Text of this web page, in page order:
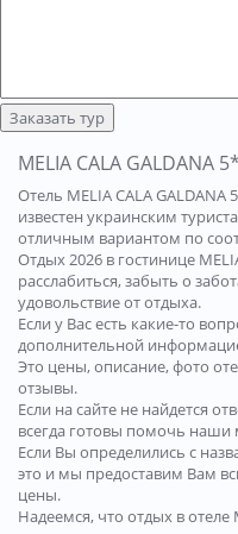
Заказать тур
MELIA CALA GALDANA
Отель MELIA CALA
известен украинским
отличным вариантом по
Отдых 2026 в гостинице
расслабиться, забыть о
удовольствие от отдыха.
Если у Вас есть какие-то
дополнительной
Это цены, описание, фото
отзывы.
Если на сайте не найдется
всегда готовы помочь
Если Вы определились с
это и мы предоставим Вам
цены.
Надеемся, что отдых в отеле